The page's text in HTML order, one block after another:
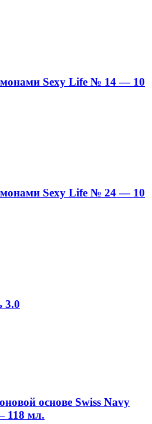
Sexy Life № 14 — 10
Sexy Life № 24 — 10
3.0
основе Swiss Navy
118 мл.